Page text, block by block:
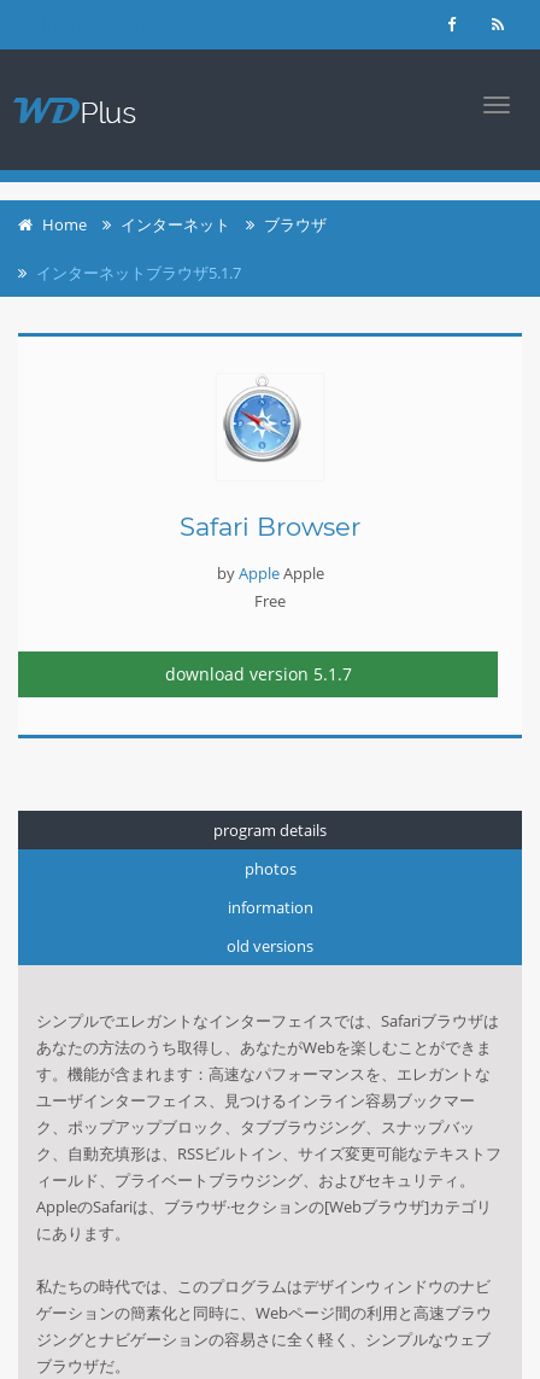
Home インターネット ブラウザ
インターネットブラウザ5.1.7
Safari Browser
byAppleApple
Free
download version 5.1.7
program details
photos
information
old versions
シンプルでエレガントなインターフェイスでは、Safariブラウザは
あなたの方法のうち取得し、あなたがWebを楽しむことができま
す。機能が含まれます：高速なパフォーマンスを、エレガントな
ユーザインターフェイス、見つけるインライン容易ブックマー
ク、ポップアップブロック、タブブラウジング、スナップバッ
ク、自動充填形は、RSSビルトイン、サイズ変更可能なテキストフ
ィールド、プライベートブラウジング、およびセキュリティ。
AppleのSafariは、ブラウザ·セクションの[Webブラウザ]カテゴリ
にあります。
私たちの時代では、このプログラムはデザインウィンドウのナビ
ゲーションの簡素化と同時に、Webページ間の利用と高速ブラウ
ジングとナビゲーションの容易さに全く軽く、シンプルなウェブ
ブラウザだ。